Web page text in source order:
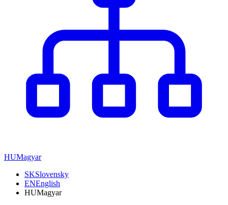
HUMagyar
SKSlovensky
ENEnglish
HUMagyar